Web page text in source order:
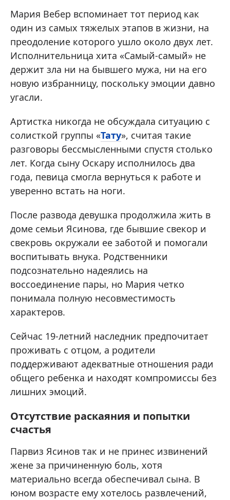
Мария Вебер вспоминает тот период как
один из самых тяжелых этапов в жизни, на
преодоление которого ушло около двух лет.
Исполнительница хита «Самый-самый» не
держит зла ни на бывшего мужа, ни на его
новую избранницу, поскольку эмоции давно
угасли.
Артистка никогда не обсуждала ситуацию с
солисткой группы «Тату», считая такие
разговоры бессмысленными спустя столько
лет. Когда сыну Оскару исполнилось два
года, певица смогла вернуться к работе и
уверенно встать на ноги.
После развода девушка продолжила жить в
доме семьи Ясинова, где бывшие свекор и
свекровь окружали ее заботой и помогали
воспитывать внука. Родственники
подсознательно надеялись на
воссоединение пары, но Мария четко
понимала полную несовместимость
характеров.
Сейчас 19-летний наследник предпочитает
проживать с отцом, а родители
поддерживают адекватные отношения ради
общего ребенка и находят компромиссы без
лишних эмоций.
Отсутствие раскаяния и попытки
счастья
Парвиз Ясинов так и не принес извинений
жене за причиненную боль, хотя
материально всегда обеспечивал сына. В
юном возрасте ему хотелось развлечений,